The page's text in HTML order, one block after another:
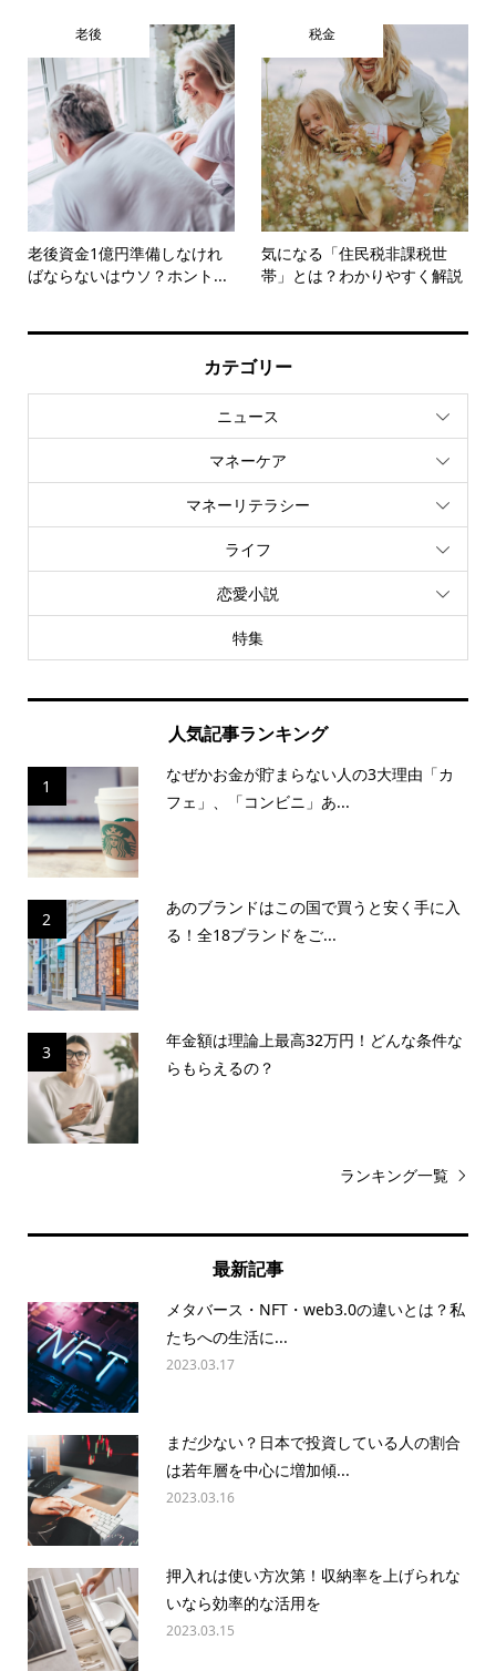
老後
老後資金1億円準備しなけれ
ばならないはウソ？ホント...
税金
気になる「住民税非課税世
帯」とは？わかりやすく解説
カテゴリー
ニュース
マネーケア
マネーリテラシー
ライフ
恋愛小説
特集
人気記事ランキング
1
なぜかお金が貯まらない人の3大理由「カ
フェ」、「コンビニ」あ...
2
あのブランドはこの国で買うと安く手に入
る！全18ブランドをご...
3
年金額は理論上最高32万円！どんな条件な
らもらえるの？
ランキング一覧
最新記事
メタバース・NFT・web3.0の違いとは？私
たちへの生活に...
2023.03.17
まだ少ない？日本で投資している人の割合
は若年層を中心に増加傾...
2023.03.16
押入れは使い方次第！収納率を上げられな
いなら効率的な活用を
2023.03.15